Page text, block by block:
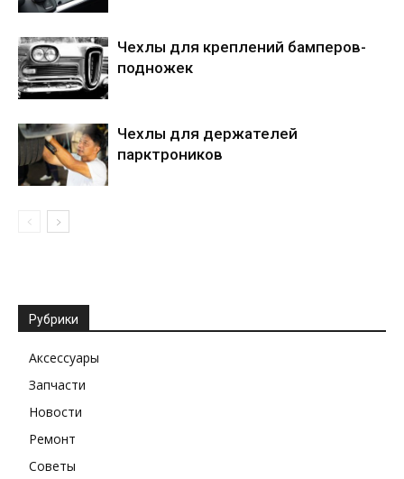
Чехлы для креплений бамперов-
подножек
Чехлы для держателей
парктроников
Рубрики
Аксессуары
Запчасти
Новости
Ремонт
Советы